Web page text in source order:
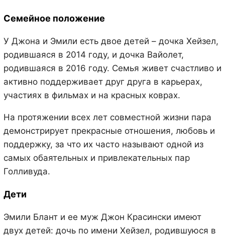
Семейное положение
У Джона и Эмили есть двое детей – дочка Хейзел,
родившаяся в 2014 году, и дочка Вайолет,
родившаяся в 2016 году. Семья живет счастливо и
активно поддерживает друг друга в карьерах,
участиях в фильмах и на красных коврах.
На протяжении всех лет совместной жизни пара
демонстрирует прекрасные отношения, любовь и
поддержку, за что их часто называют одной из
самых обаятельных и привлекательных пар
Голливуда.
Дети
Эмили Блант и ее муж Джон Красински имеют
двух детей: дочь по имени Хейзел, родившуюся в